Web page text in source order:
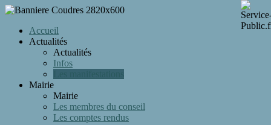
Accueil
Actualités
Actualités
Infos
Mairie
Mairie
Les membres du conseil
Les comptes rendus